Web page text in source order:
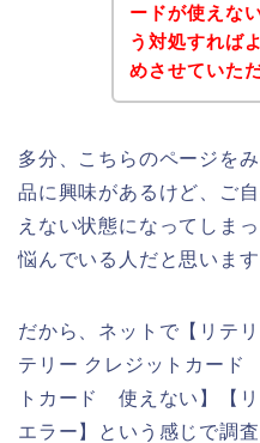
ードが使えな
う対処すれば
めさせていた
多分、こちらのページを
品に興味があるけど、ご
えない状態になってしま
悩んでいる人だと思います
だから、ネットで【リテ
テリー クレジットカード
トカード 使えない】【
エラー】という感じで調